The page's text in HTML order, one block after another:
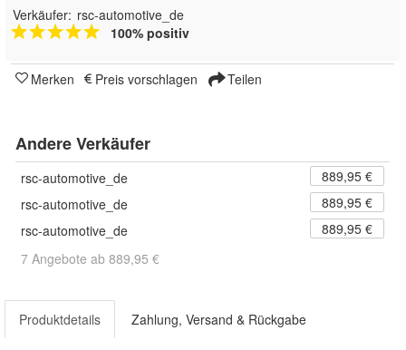
Verkäufer: rsc-automotive_de
100% positiv
Merken Preis vorschlagen Teilen
Andere Verkäufer
rsc-automotive_de
889,95 €
rsc-automotive_de
889,95 €
rsc-automotive_de
889,95 €
7 Angebote ab 889,95 €
Produktdetails Zahlung, Versand & Rückgabe